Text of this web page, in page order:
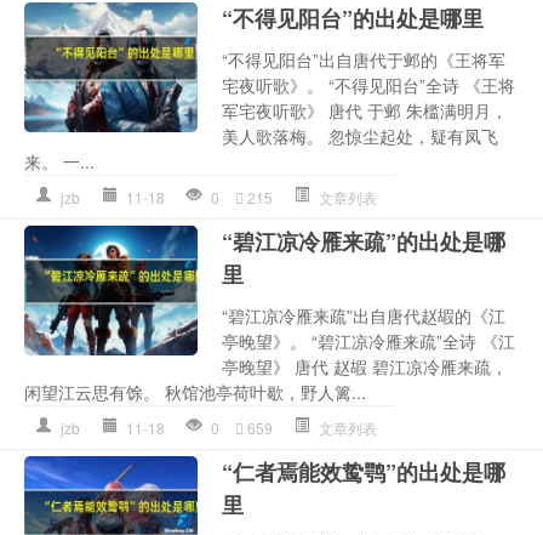
“不得见阳台”的出处是哪里
“不得见阳台”出自唐代于邺的《王将军
宅夜听歌》。 “不得见阳台”全诗 《王将
军宅夜听歌》 唐代 于邺 朱槛满明月，
美人歌落梅。 忽惊尘起处，疑有凤飞
来。 一...
jzb 11-18 0 215 文章列表
“碧江凉冷雁来疏”的出处是哪
里
“碧江凉冷雁来疏”出自唐代赵嘏的《江
亭晚望》。 “碧江凉冷雁来疏”全诗 《江
亭晚望》 唐代 赵嘏 碧江凉冷雁来疏，
闲望江云思有馀。 秋馆池亭荷叶歇，野人篱...
jzb 11-18 0 659 文章列表
“仁者焉能效鸷鹗”的出处是哪
里